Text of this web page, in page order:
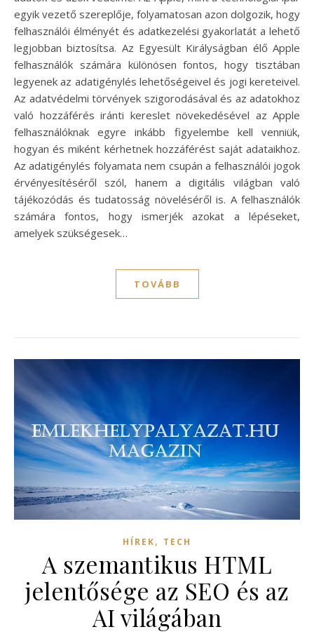
egyik vezető szereplője, folyamatosan azon dolgozik, hogy
felhasználói élményét és adatkezelési gyakorlatát a lehető
legjobban biztosítsa. Az Egyesült Királyságban élő Apple
felhasználók számára különösen fontos, hogy tisztában
legyenek az adatigénylés lehetőségeivel és jogi kereteivel.
Az adatvédelmi törvények szigorodásával és az adatokhoz
való hozzáférés iránti kereslet növekedésével az Apple
felhasználóknak egyre inkább figyelembe kell venniük,
hogyan és miként kérhetnek hozzáférést saját adataikhoz.
Az adatigénylés folyamata nem csupán a felhasználói jogok
érvényesítéséről szól, hanem a digitális világban való
tájékozódás és tudatosság növeléséről is. A felhasználók
számára fontos, hogy ismerjék azokat a lépéseket,
amelyek szükségesek…
TOVÁBB
HÍREK, TECH
A szemantikus HTML
jelentősége az SEO és az
AI világában